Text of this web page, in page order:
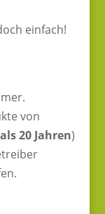
einfach!
von
20 Jahren)